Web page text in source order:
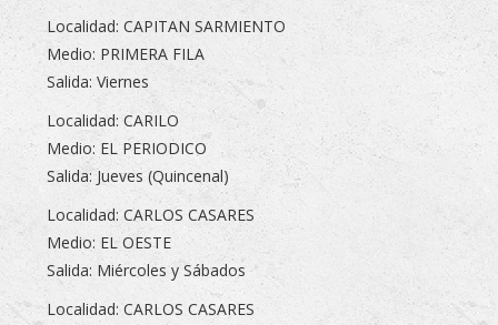
Localidad: CAPITAN SARMIENTO
Medio: PRIMERA FILA
Salida: Viernes
Localidad: CARILO
Medio: EL PERIODICO
Salida: Jueves (Quincenal)
Localidad: CARLOS CASARES
Medio: EL OESTE
Salida: Miércoles y Sábados
Localidad: CARLOS CASARES